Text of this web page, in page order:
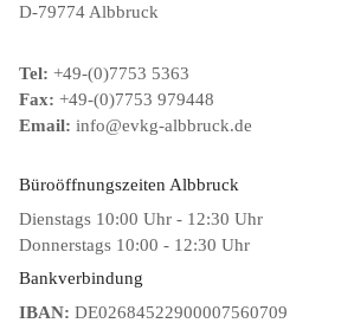
D-79774 Albbruck
Tel: +49-(0)7753 5363
Fax: +49-(0)7753 979448
Email: info@evkg-albbruck.de
Büroöffnungszeiten Albbruck
Dienstags 10:00 Uhr - 12:30 Uhr
Donnerstags 10:00 - 12:30 Uhr
Bankverbindung
IBAN: DE02684522900007560709